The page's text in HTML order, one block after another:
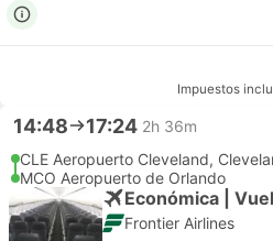
Impuestos
14:48 17:24 2h 36m
CLE Aeropuerto Cleveland,
MCO Aeropuerto de Orlando
Económica |
Frontier Airlines